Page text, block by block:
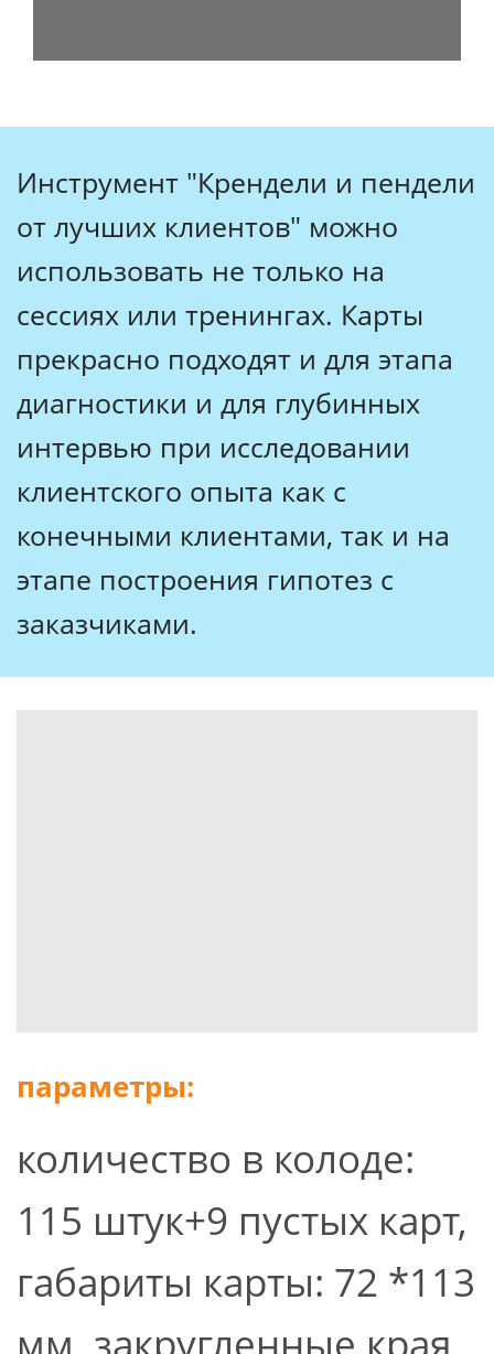
Инструмент "Крендели и пендели
от лучших клиентов" можно
использовать не только на
сессиях или тренингах. Карты
прекрасно подходят и для этапа
диагностики и для глубинных
интервью при исследовании
клиентского опыта как с
конечными клиентами, так и на
этапе построения гипотез с
заказчиками.
параметры:
количество в колоде:
115 штук+9 пустых карт,
габариты карты: 72 *113
мм, закругленные края,